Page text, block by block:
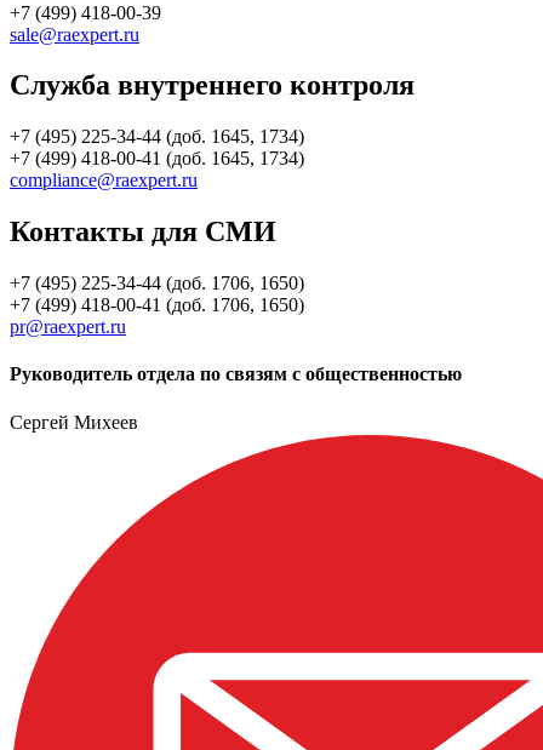
+7 (499) 418-00-39
sale@raexpert.ru
Служба внутреннего контроля
+7 (495) 225-34-44 (доб. 1645, 1734)
+7 (499) 418-00-41 (доб. 1645, 1734)
compliance@raexpert.ru
Контакты для СМИ
+7 (495) 225-34-44 (доб. 1706, 1650)
+7 (499) 418-00-41 (доб. 1706, 1650)
pr@raexpert.ru
Руководитель отдела по связям с общественностью
Сергей Михеев